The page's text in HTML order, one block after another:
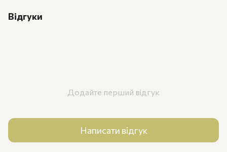
Відгуки
Додайте перший відгук
Написати відгук